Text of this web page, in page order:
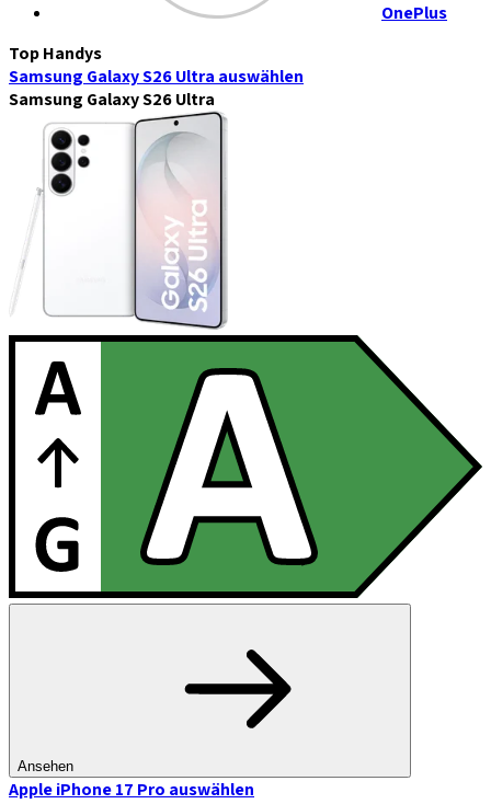
OnePlus
Top Handys
Samsung Galaxy S26 Ultra auswählen
Samsung Galaxy S26 Ultra
Ansehen
Apple iPhone 17 Pro auswählen